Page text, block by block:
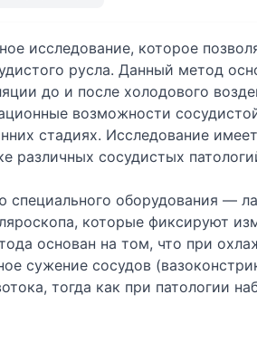
исследование, которое
русла. Данный метод
до и после холодового
возможности
стадиях. Исследование
различных сосудистых
оборудования —
которые фиксируют
основан на том, что при
сужение сосудов
тогда как при патологии